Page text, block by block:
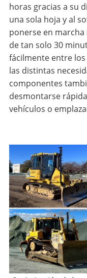
horas gracias a su
una sola hoja y al
ponerse en
de tan solo 30
fácilmente entre
las distintas
componentes
desmontarse
vehículos o